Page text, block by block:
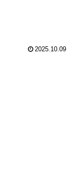
2025.10.09